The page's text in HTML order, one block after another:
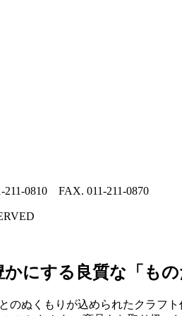
0810 FAX. 011-211-0870
にする良質な「も
のぬくもりが込められたクラフ